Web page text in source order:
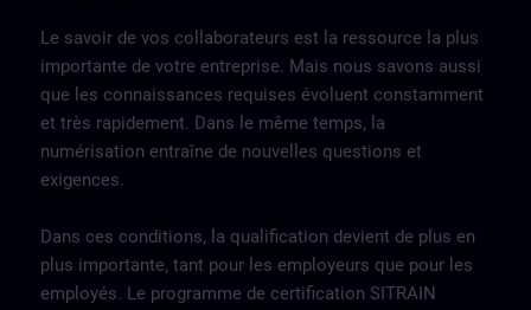
Le savoir de vos collaborateurs est la ressource la plus
importante de votre entreprise. Mais nous savons aussi
que les connaissances requises évoluent constamment
et très rapidement. Dans le même temps, la
numérisation entraîne de nouvelles questions et
exigences.
Dans ces conditions, la qualification devient de plus en
plus importante, tant pour les employeurs que pour les
employés. Le programme de certification SITRAIN